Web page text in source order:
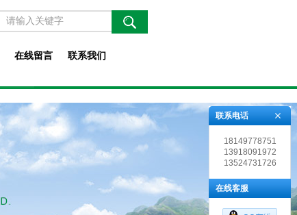
在线留言 联系我们
联系电话
18149778751
13918091972
13524731726
在线客服